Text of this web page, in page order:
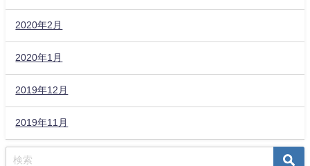
2020年2月
2020年1月
2019年12月
2019年11月